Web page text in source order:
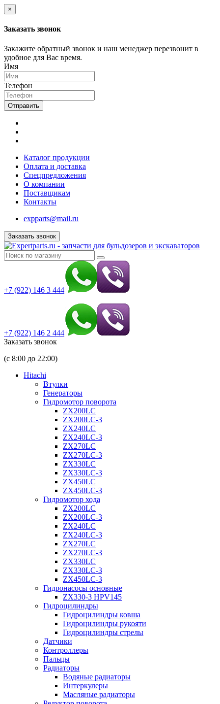
×
Заказать звонок
Закажите обратный звонок и наш менеджер перезвонит в
удобное для Вас время.
Имя
Телефон
Отправить
Каталог продукции
Оплата и доставка
Спецпредложения
О компании
Поставщикам
Контакты
expparts@mail.ru
Заказать звонок
+7 (922) 146 3 444
+7 (922) 146 2 444
Заказать звонок
(с 8:00 до 22:00)
Hitachi
Втулки
Генераторы
Гидромотор поворота
ZX200LC
ZX200LC-3
ZX240LC
ZX240LC-3
ZX270LC
ZX270LC-3
ZX330LC
ZX330LC-3
ZX450LC
ZX450LC-3
Гидромотор хода
ZX200LC
ZX200LC-3
ZX240LC
ZX240LC-3
ZX270LC
ZX270LC-3
ZX330LC
ZX330LC-3
ZX450LC-3
Гидронасосы основные
ZX330-3 HPV145
Гидроцилиндры
Гидроцилиндры ковша
Гидроцилиндры рукояти
Гидроцилиндры стрелы
Датчики
Контроллеры
Пальцы
Радиаторы
Водяные радиаторы
Интеркулеры
Масляные радиаторы